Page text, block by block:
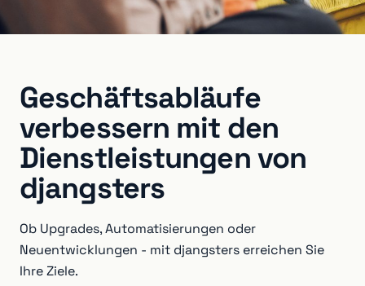
Geschäftsabläufe
verbessern mit den
Dienstleistungen von
djangsters
Ob Upgrades, Automatisierungen oder
Neuentwicklungen - mit djangsters erreichen Sie
Ihre Ziele.